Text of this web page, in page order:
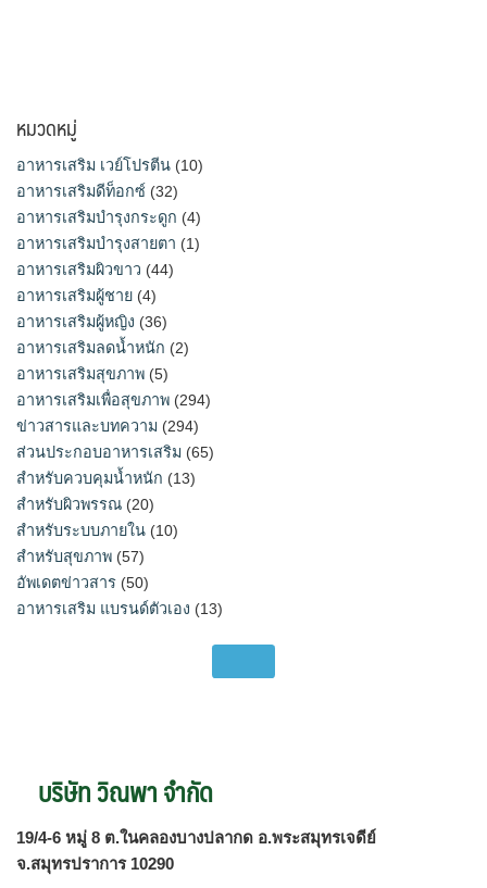
หมวดหมู่
อาหารเสริม เวย์โปรตีน (10)
อาหารเสริมดีท็อกซ์ (32)
อาหารเสริมบำรุงกระดูก (4)
อาหารเสริมบำรุงสายตา (1)
อาหารเสริมผิวขาว (44)
อาหารเสริมผู้ชาย (4)
อาหารเสริมผู้หญิง (36)
อาหารเสริมลดน้ำหนัก (2)
อาหารเสริมสุขภาพ (5)
อาหารเสริมเพื่อสุขภาพ (294)
ข่าวสารและบทความ (294)
ส่วนประกอบอาหารเสริม (65)
สำหรับควบคุมน้ำหนัก (13)
สำหรับผิวพรรณ (20)
สำหรับระบบภายใน (10)
สำหรับสุขภาพ (57)
อัพเดตข่าวสาร (50)
อาหารเสริม แบรนด์ตัวเอง (13)
บริษัท วิณพา จำกัด
19/4-6 หมู่ 8 ต.ในคลองบางปลากด อ.พระสมุทรเจดีย์
จ.สมุทรปราการ 10290